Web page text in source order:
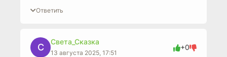
Ответить
С
Света_Сказка
13 августа 2025, 17:51
+0